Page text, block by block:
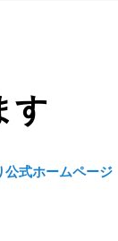
す
公式ホームページ